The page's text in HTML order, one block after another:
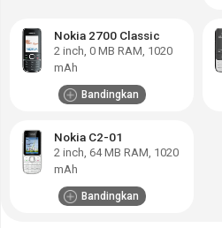
Nokia 2700 Classic
2 inch, 0 MB RAM 1020
mAh
Bandingkan
Nokia C2-01
2 inch, 64 MB RAM 1020
mAh
Bandingkan